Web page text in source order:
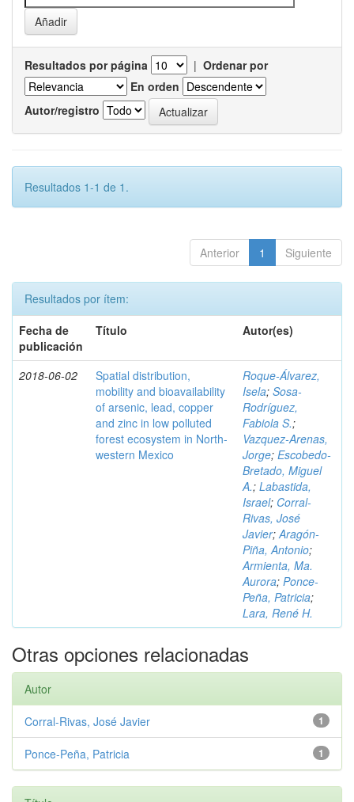
Resultados por página | Ordenar por
En orden
Autor/registro
Resultados 1-1 de 1.
Anterior 1 Siguiente
Resultados por ítem:
Fecha de
publicación
Título Autor(es)
2018-06-02
Spatial distribution,
mobility and bioavailability
of arsenic, lead, copper
and zinc in low polluted
forest ecosystem in North-
western Mexico
Roque-Álvarez,
Isela; Sosa-
Rodríguez,
Fabiola S.;
Vazquez-Arenas,
Jorge; Escobedo-
Bretado, Miguel
A.; Labastida,
Israel; Corral-
Rivas, José
Javier;Aragón-
Piña, Antonio;
Armienta, Ma.
Aurora; Ponce-
Peña, Patricia;
Lara, René H.
Otras opciones relacionadas
Autor
1
Corral-Rivas, José Javier
1
Ponce-Peña, Patricia